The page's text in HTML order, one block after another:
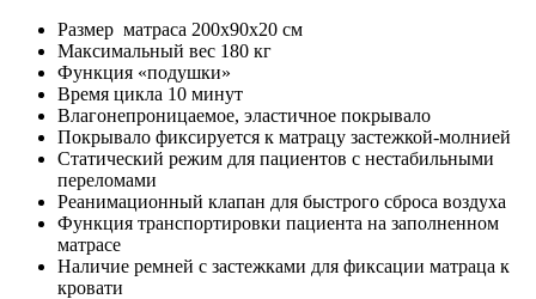
Размер матраса 200х90х20 см
Максимальный вес 180 кг
Функция «подушки»
Время цикла 10 минут
Влагонепроницаемое, эластичное покрывало
Покрывало фиксируется к матрацу застежкой-молнией
Статический режим для пациентов с нестабильными
переломами
Реанимационный клапан для быстрого сброса воздуха
Функция транспортировки пациента на заполненном
матрасе
Наличие ремней с застежками для фиксации матраца к
кровати